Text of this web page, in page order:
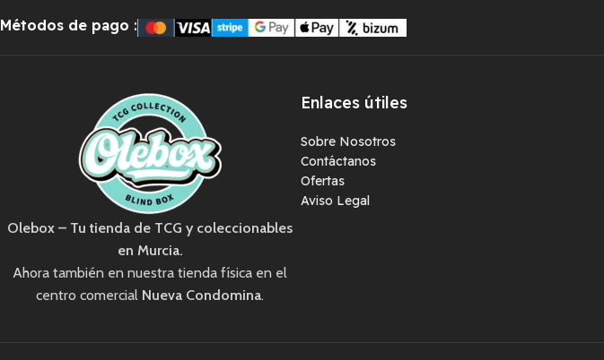
Métodos de pago :
Olebox – Tu tienda de TCG y coleccionables
en Murcia.
Ahora también en nuestra tienda física en el
centro comercial Nueva Condomina.
Enlaces útiles
Sobre Nosotros
Contáctanos
Ofertas
Aviso Legal